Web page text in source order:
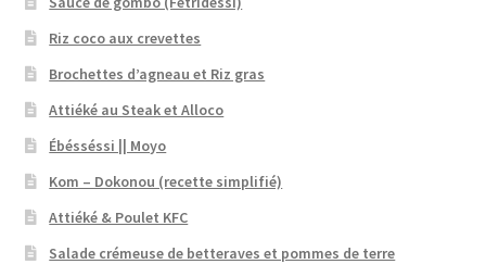
Riz coco aux crevettes
Brochettes d’agneau et Riz gras
Attiéké au Steak et Alloco
Ébésséssi || Moyo
Kom – Dokonou (recette simplifié)
Attiéké & Poulet KFC
Salade crémeuse de betteraves et pommes de terre